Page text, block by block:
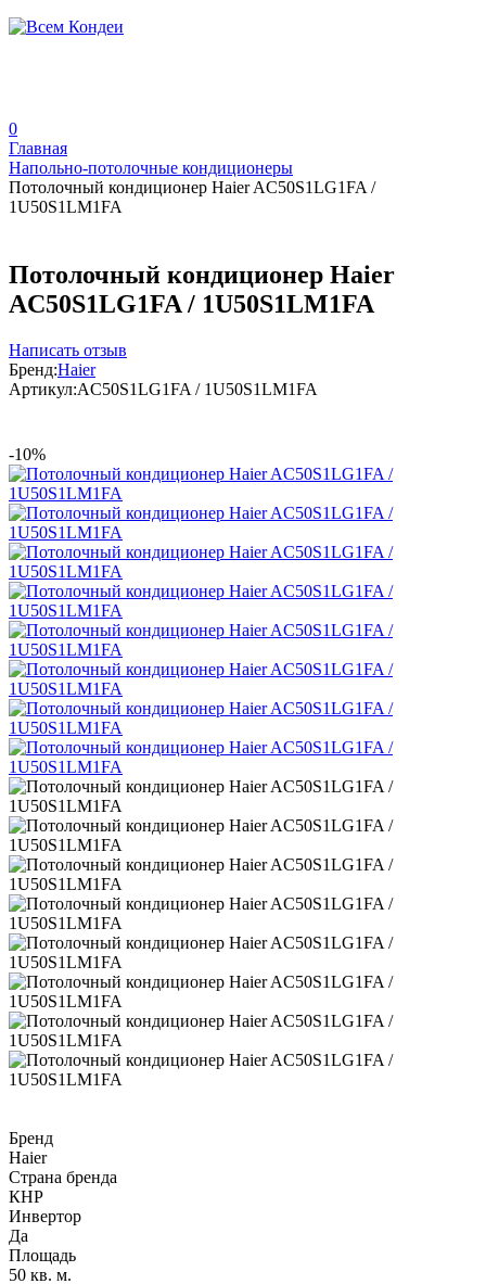
0
Главная
Напольно-потолочные кондиционеры
Потолочный кондиционер Haier AC50S1LG1FA /
1U50S1LM1FA
Потолочный кондиционер Haier
AC50S1LG1FA / 1U50S1LM1FA
Написать отзыв
Бренд:Haier
Артикул:AC50S1LG1FA / 1U50S1LM1FA
-10%
Бренд
Haier
Страна бренда
КНР
Инвертор
Да
Площадь
50 кв. м.